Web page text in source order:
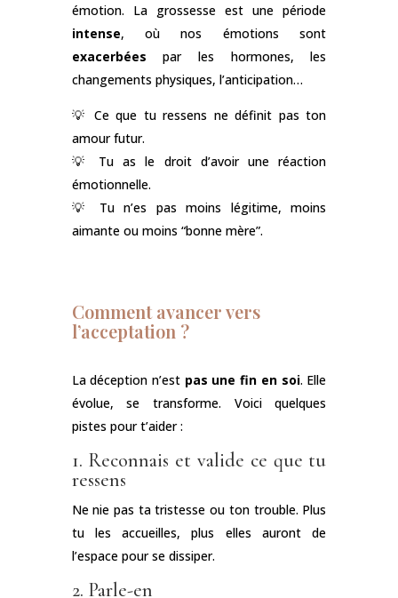
émotion. La grossesse est une période
intense, où nos émotions sont
exacerbées par les hormones, les
changements physiques, l’anticipation…
💡 Ce que tu ressens ne définit pas ton
amour futur.
💡 Tu as le droit d’avoir une réaction
émotionnelle.
💡 Tu n’es pas moins légitime, moins
aimante ou moins “bonne mère”.
Comment avancer vers
l’acceptation ?
La déception n’est pas une fin en soi. Elle
évolue, se transforme. Voici quelques
pistes pour t’aider :
1. Reconnais et valide ce que tu
ressens
Ne nie pas ta tristesse ou ton trouble. Plus
tu les accueilles, plus elles auront de
l’espace pour se dissiper.
2. Parle-en